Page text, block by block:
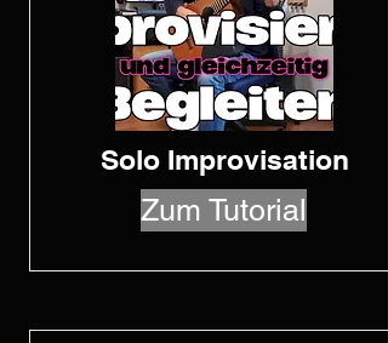
Solo Improvisation
Zum Tutorial